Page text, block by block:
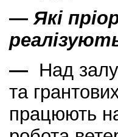
—Які
— Над
та
працюють